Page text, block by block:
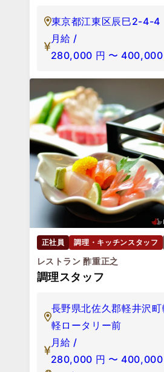
東京都江東区辰巳2-4-4
月給 /
280,000 円 〜 400,000
正社員 調理・キッチンスタッフ
レストラン 酢重正之
調理スタッフ
長野県北佐久郡軽井沢
軽ロータリー前
月給 /
280,000 円 〜 400,000